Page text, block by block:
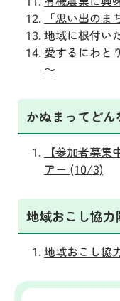
「思い出のま
地域に根付い
愛するにわと
～
かぬまってどん
【参加者募
アー (10/3)
地域おこし協力
地域おこし協